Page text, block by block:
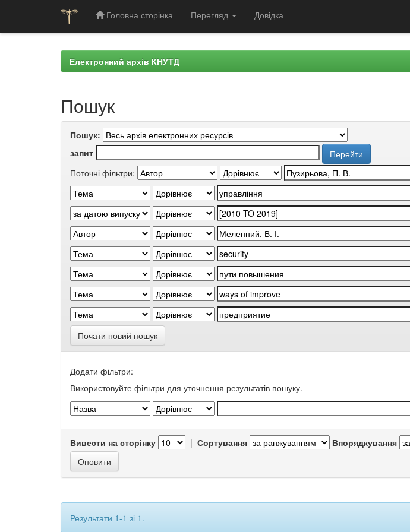
Головна сторінка Перегляд Довідка
Електронний архів КНУТД
Пошук
Пошук:
запит
Поточні фільтри:
Почати новий пошук
Додати фільтри:
Використовуйте фільтри для уточнення результатів пошуку.
Вивести на сторінку | Сортування Впорядкування
Результати 1-1 зі 1.